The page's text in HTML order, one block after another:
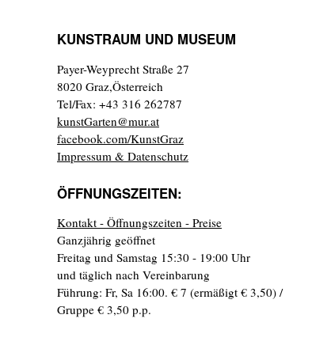
KUNSTRAUM UND MUSEUM
Payer-Weyprecht Straße 27
8020 Graz,Österreich
Tel/Fax: +43 316 262787
kunstGarten@mur.at
facebook.com/KunstGraz
Impressum & Datenschutz
ÖFFNUNGSZEITEN:
Kontakt - Öffnungszeiten - Preise
Ganzjährig geöffnet
Freitag und Samstag 15:30 - 19:00 Uhr
und täglich nach Vereinbarung
Führung: Fr, Sa 16:00. € 7 (ermäßigt € 3,50) /
Gruppe € 3,50 p.p.